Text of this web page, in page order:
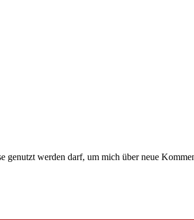
genutzt werden darf, um mich über neue